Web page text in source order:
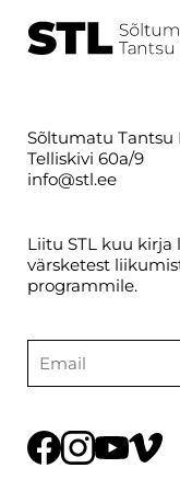
Sõltumatu Tantsu
Telliskivi 60a/9
info@stl.ee
Liitu STL kuu kirja
värsketest
programmile.